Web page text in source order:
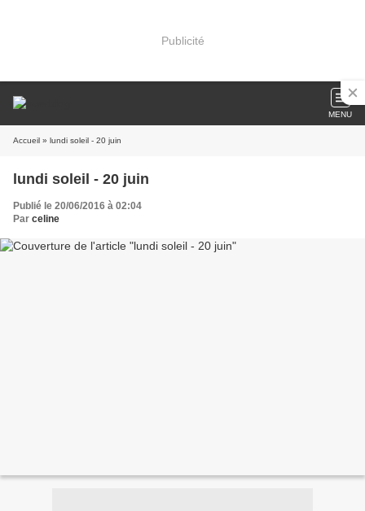
Publicité
MENU
Accueil » lundi soleil - 20 juin
lundi soleil - 20 juin
Publié le 20/06/2016 à 02:04
Par celine